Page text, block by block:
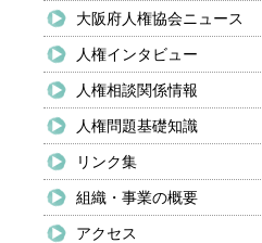
大阪府人権協会ニュース
人権インタビュー
人権相談関係情報
人権問題基礎知識
リンク集
組織・事業の概要
アクセス